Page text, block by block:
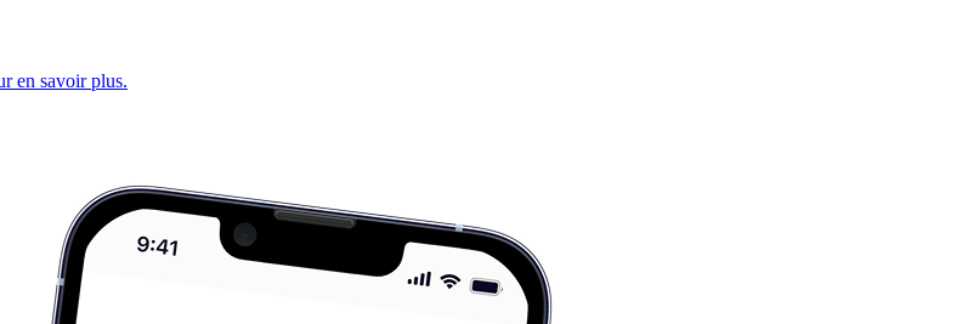
en savoir plus.